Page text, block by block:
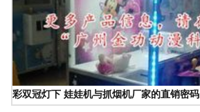
彩双冠灯下 娃娃机与抓烟机厂家的直销密码